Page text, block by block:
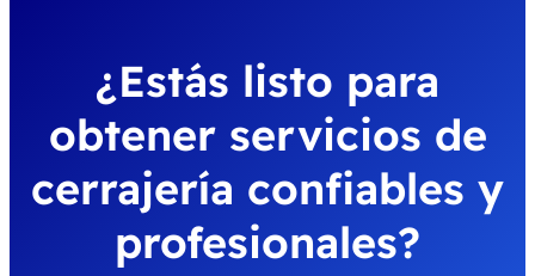
¿Estás listo para
obtener servicios de
cerrajería confiables y
profesionales?